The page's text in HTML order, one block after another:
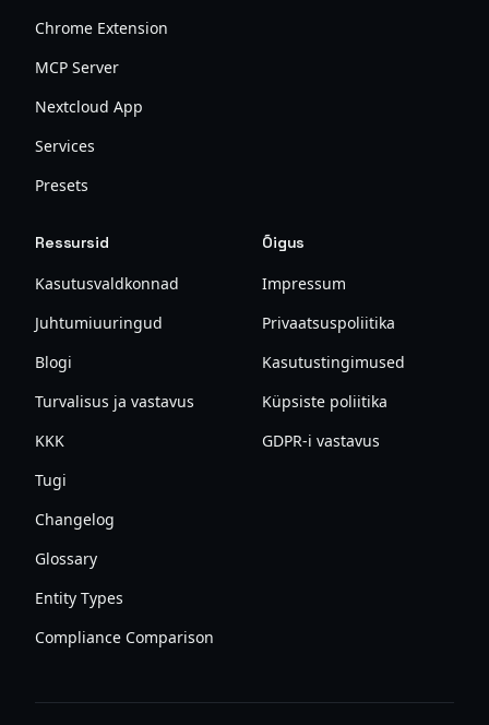
Chrome Extension
MCP Server
Nextcloud App
Services
Presets
Ressursid
Kasutusvaldkonnad
Juhtumiuuringud
Blogi
Turvalisus ja vastavus
KKK
Tugi
Changelog
Glossary
Entity Types
Compliance Comparison
Õigus
Impressum
Privaatsuspoliitika
Kasutustingimused
Küpsiste poliitika
GDPR-i vastavus